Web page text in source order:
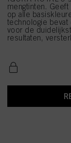
mengtinten.
op alle
technologie bevat
voor de
resultaten,